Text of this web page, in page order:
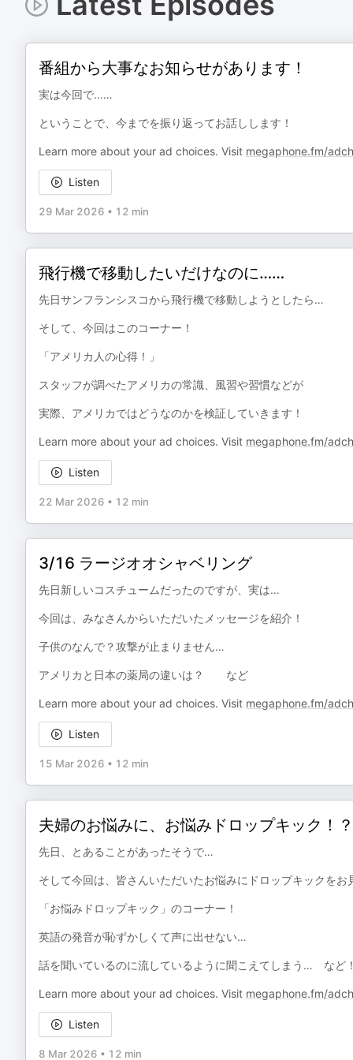
番組から大事なお知らせがあります！
実は今回で……
ということで、今までを振り返ってお話しします！
Learn more about your ad choices. Visit megaphone.fm/
Listen
29 Mar 2026 • 12 min
飛行機で移動したいだけなのに……
先日サンフランシスコから飛行機で移動しようとしたら…
そして、今回はこのコーナー！
「アメリカ人の心得！」
スタッフが調べたアメリカの常識、風習や習慣などが
実際、アメリカではどうなのかを検証していきます！
Learn more about your ad choices. Visit megaphone.fm/
Listen
22 Mar 2026 • 12 min
3/16 ラージオオシャベリング
先日新しいコスチュームだったのですが、実は…
今回は、みなさんからいただいたメッセージを紹介！
子供のなんで？攻撃が止まりません…
アメリカと日本の薬局の違いは？ など
Learn more about your ad choices. Visit megaphone.fm/
Listen
15 Mar 2026 • 12 min
夫婦のお悩みに、お悩みドロップキック！？
先日、とあることがあったそうで…
そして今回は、皆さんいただいたお悩みにドロップキックをお
「お悩みドロップキック」のコーナー！
英語の発音が恥ずかしくて声に出せない…
話を聞いているのに流しているように聞こえてしまう… など！
Learn more about your ad choices. Visit megaphone.fm/
Listen
8 Mar 2026 • 12 min